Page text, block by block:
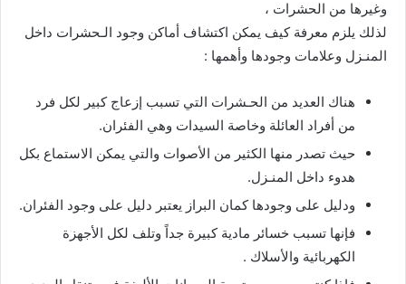
وغيرها من الحشرات ،
لذلك يلزم معرفة كيف يمكن اكتشاف أماكن وجود الـحشرات داخل
المنـزل وعلامات وجودها وأهمها :
هناك العديد من الحـشرات التي تسبب إزعاج كبير لكل فرد
من أفراد العائلة وخاصة السيدات وهي الفئران.
حيث تصدر منها الكثير من الأصوات والتي يمكن الاستماع بكل
هدوء داخل المنـزل.
ودليل على وجودها كمان البراز يعتبر دليل على وجود الفئران.
فإنها تسبب خسائر مادية كبيرة جداً وتلف لكل الأجهزة
الكهربائية والأسلاك .